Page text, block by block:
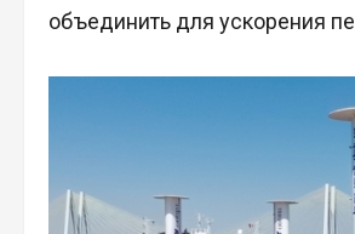
объединить для ускорения